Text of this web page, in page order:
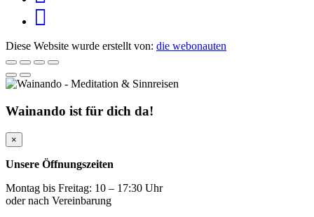
Diese Website wurde erstellt von: die webonauten
Wainando ist für dich da!
×
Unsere Öffnungszeiten
Montag bis Freitag: 10 – 17:30 Uhr
oder nach Vereinbarung